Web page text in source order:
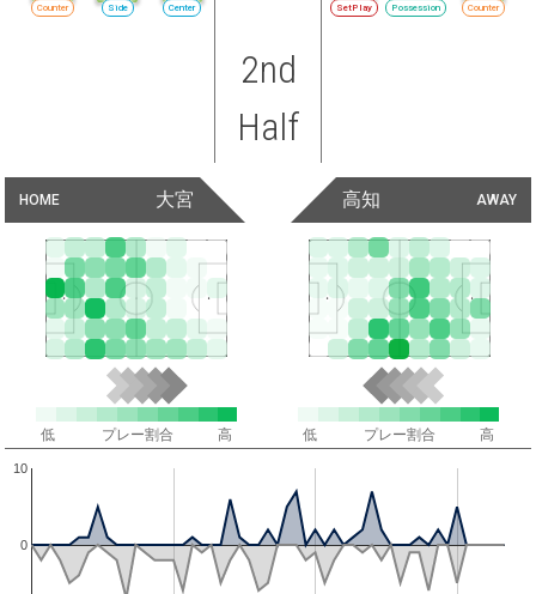
Center
Side
Counter SetPlay Possession Counter
2nd
Half
HOME 大宮 AWAY
高知
低 プレー割合 高 低 プレー割合 高
0
10